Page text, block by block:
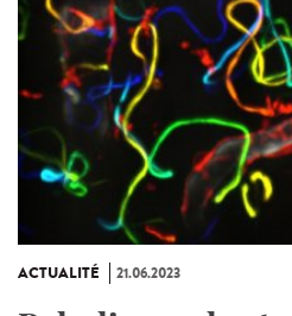
ACTUALITÉ 21.06.2023